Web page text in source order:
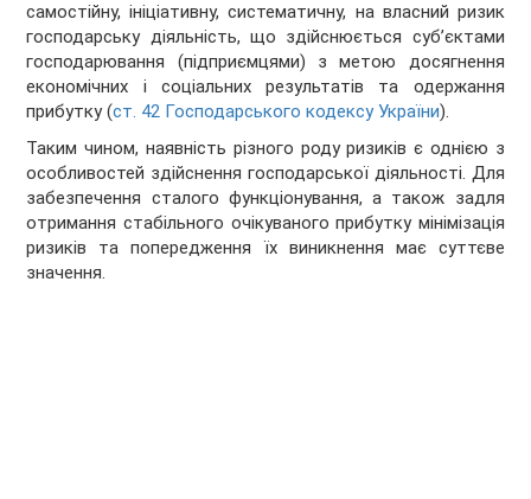
самостійну, ініціативну, систематичну, на власний ризик
господарську діяльність, що здійснюється суб’єктами
господарювання (підприємцями) з метою досягнення
економічних і соціальних результатів та одержання
прибутку (ст. 42 Господарського кодексу України).
Таким чином, наявність різного роду ризиків є однією з
особливостей здійснення господарської діяльності. Для
забезпечення сталого функціонування, а також задля
отримання стабільного очікуваного прибутку мінімізація
ризиків та попередження їх виникнення має суттєве
значення.